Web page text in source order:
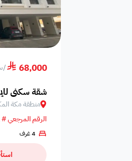
68,000
/
شقة سكني
منطقة مكة
الرقم المرجعي # 98981
4 غرف